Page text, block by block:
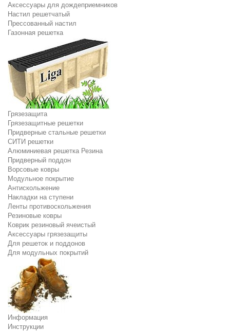
Аксессуары для дождеприемников
Настил решетчатый
Прессованный настил
Газонная решетка
Грязезащита
Грязезащитные решетки
Придверные стальные решетки
СИТИ решетки
Алюминиевая решетка Резина
Придверный поддон
Ворсовые ковры
Модульное покрытие
Антискольжение
Накладки на ступени
Ленты противоскольжения
Резиновые ковры
Коврик резиновый ячеистый
Аксессуары грязезащиты
Для решеток и поддонов
Для модульных покрытий
Информация
Инструкции